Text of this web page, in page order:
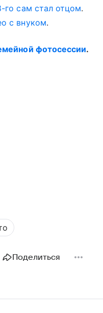
го сам стал отцом.
с внуком.
фотосессии.
Поделиться